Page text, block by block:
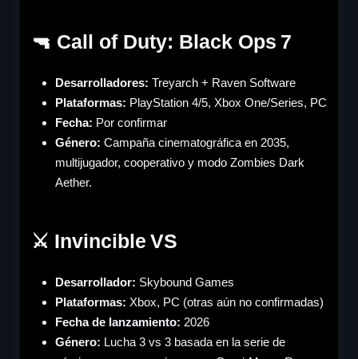
🔫 Call of Duty: Black Ops 7
Desarrolladores: Treyarch + Raven Software
Plataformas: PlayStation 4/5, Xbox One/Series, PC
Fecha: Por confirmar
Género: Campaña cinematográfica en 2035,
multijugador, cooperativo y modo Zombies Dark
Aether.
⚔️ Invincible VS
Desarrollador: Skybound Games
Plataformas: Xbox, PC (otras aún no confirmadas)
Fecha de lanzamiento: 2026
Género: Lucha 3 vs 3 basada en la serie de